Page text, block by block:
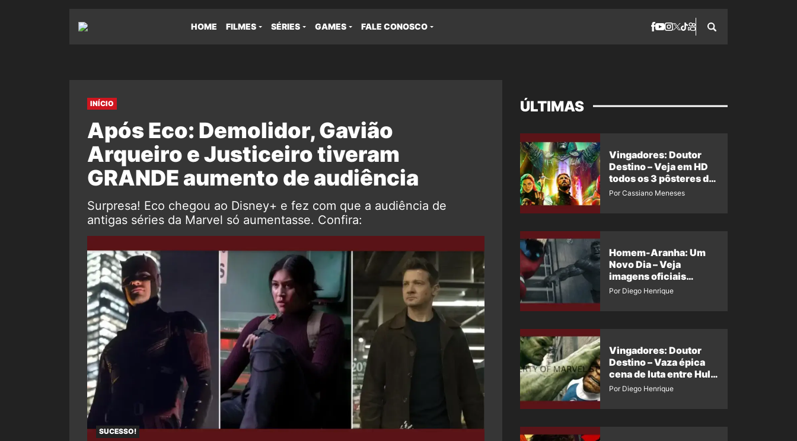
HOME FILMES SÉRIES GAMES FALE CONOSCO
INÍCIO
Após Eco: Demolidor, Gavião
Arqueiro e Justiceiro tiveram
GRANDE aumento de audiência
Surpresa! Eco chegou ao Disney+ e fez com que a audiência de
antigas séries da Marvel só aumentasse. Confira:
SUCESSO!
ÚLTIMAS
Vingadores: Doutor
Destino – Veja em HD
todos os 3 pôsteres de
‘Doomsday’ + 1 imagem
Por Cassiano Meneses
Homem-Aranha: Um
Novo Dia – Veja
imagens oficiais
descartadas do Hulk
Por Diego Henrique
Vingadores: Doutor
Destino – Vaza épica
cena de luta entre Hulk
e o Coisa
Por Diego Henrique